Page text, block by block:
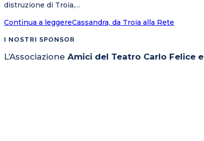
distruzione di Troia,…
Continua a leggereCassandra, da Troia alla Rete
I NOSTRI SPONSOR
L’Associazione Amici del Teatro Carlo Felice